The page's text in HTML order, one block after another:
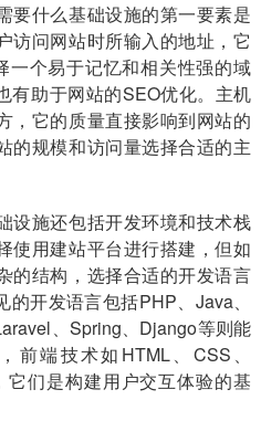
要什么基础设施的第一要素是
访问网站时所输入的地址，它
一个易于记忆和相关性强的域
有助于网站的SEO优化。主机
，它的质量直接影响到网站的
的规模和访问量选择合适的主
设施还包括开发环境和技术栈
使用建站平台进行搭建，但如
的结构，选择合适的开发语言
开发语言包括PHP、Java、
、Spring、Django等则能
端技术如HTML、CSS、
们是构建用户交互体验的基